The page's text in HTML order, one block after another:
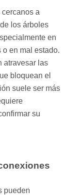
a
los árboles
en
o en mal estado.
atravesar las
bloquean el
suele ser más
su
pueden